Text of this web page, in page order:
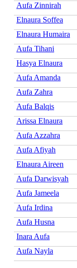
Aufa Zinnirah
Elnaura Soffea
Elnaura Humaira
Aufa Tihani
Hasya Elnaura
Aufa Amanda
Aufa Zahra
Aufa Balqis
Arissa Elnaura
Aufa Azzahra
Aufa Afiyah
Elnaura Aireen
Aufa Darwisyah
Aufa Jameela
Aufa Irdina
Aufa Husna
Inara Aufa
Aufa Nayla